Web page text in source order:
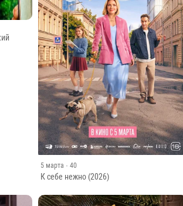
5 марта · 40
К себе нежно (2026)